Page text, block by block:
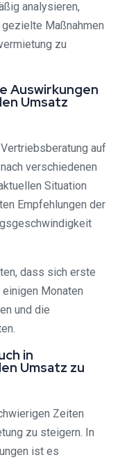
analysieren,
Maßnahmen
zu
Auswirkungen
Umsatz
auf
verschiedenen
Situation
Empfehlungen der
dass sich erste
Monaten
und die
in
Umsatz zu
Zeiten
zu steigern. In
ist es